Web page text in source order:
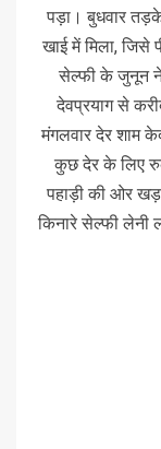
पड़ा। बुधवार तड़के
खाई में मिला, जिसे
सेल्फी के जुनून ने
देवप्रयाग से
मंगलवार देर शाम
कुछ देर के लिए
पहाड़ी की ओर
किनारे सेल्फी लेनी